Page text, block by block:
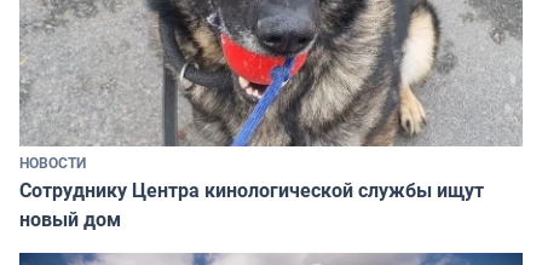
НОВОСТИ
Сотруднику Центра кинологической службы ищут
новый дом